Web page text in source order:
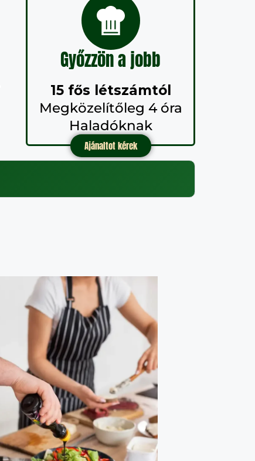
Győzzön a jobb
15 fős létszámtól
Megközelítőleg 4 óra
Haladóknak
Ajánaltot kérek